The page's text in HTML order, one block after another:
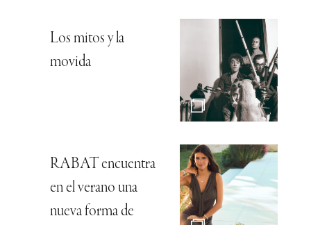
Los mitos y la
movida
RABAT encuentra
en el verano una
nueva forma de